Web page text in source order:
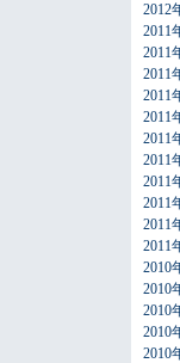
2012
2011
2011
2011
2011
2011
2011
2011
2011
2011
2011
2011
2010
2010
2010
2010
2010